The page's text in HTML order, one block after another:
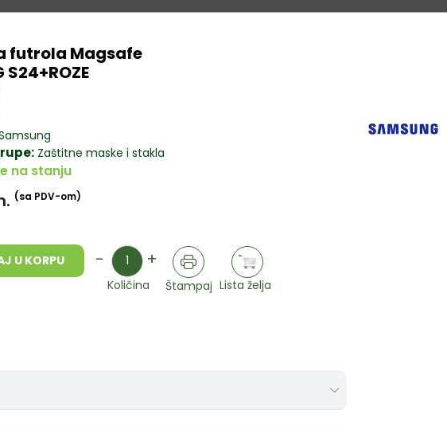
futrola Magsafe
S24+ROZE
Zaštitne maske i stakla
na stanju
(sa PDV-om)
U KORPU - Količina +
Količina Štampaj Lista želja